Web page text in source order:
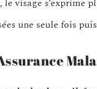
le visage s’exprime
une seule fois